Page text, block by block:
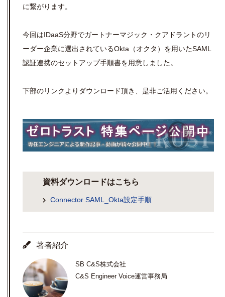
に繋がります。
今回はIDaaS分野でガートナーマジック・クアドラントのリ
ーダー企業に選出されているOkta（オクタ）を用いたSAML
認証連携のセットアップ手順書を用意しました。
下部のリンクよりダウンロード頂き、是非ご活用ください。
資料ダウンロードはこちら
Connector SAML_Okta設定手順
著者紹介
SB C&S株式会社
C&S Engineer Voice運営事務局